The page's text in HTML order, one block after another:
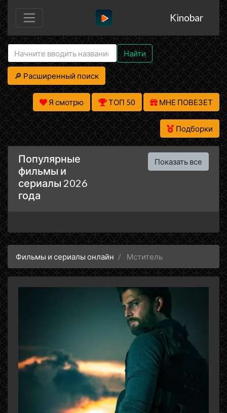
Kinobar
Найти
🔎 Расширенный поиск
Я смотрю ТОП 50 МНЕ ПОВЕЗЕТ
Подборки
Популярные
фильмы и
сериалы 2026
года
Показать все
Фильмы и сериалы онлайн Мститель